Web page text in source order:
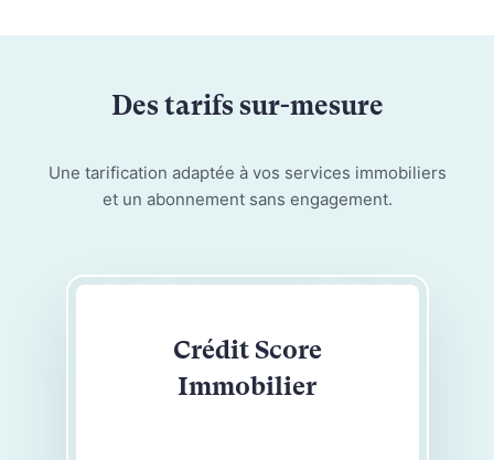
Des tarifs sur-mesure
Une tarification adaptée à vos services immobiliers
et un abonnement sans engagement.
Crédit Score
Immobilier